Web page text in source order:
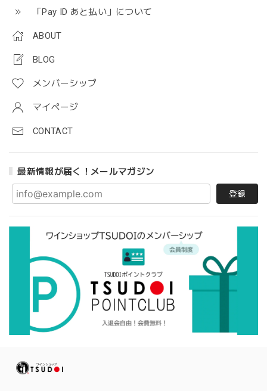
「Pay ID あと払い」について
ABOUT
BLOG
メンバーシップ
マイページ
CONTACT
最新情報が届く！メールマガジン
登録